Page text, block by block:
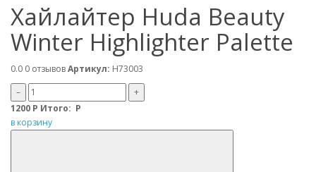
Хайлайтер Huda Beauty
Winter Highlighter Palette
0.0 0 отзывовАртикул: H73003
–
+
1200 Р Итого: Р
в корзину